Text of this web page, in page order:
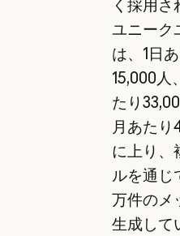
く採用さ
ユニーク
は、1日
15,000人
たり
月あたり
に上り、
ルを通じ
万件のメ
生成して